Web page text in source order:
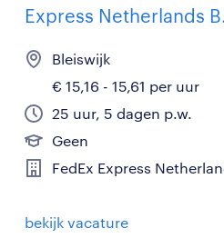
Express Netherlands
Bleiswijk
€ 15,16 - 15,61 per uur
25 uur, 5 dagen p.w.
Geen
FedEx Express
bekijk vacature